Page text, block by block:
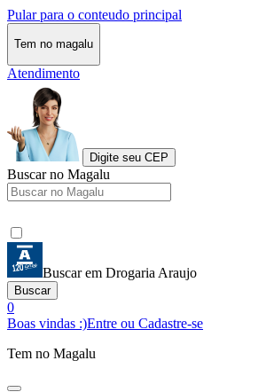
Pular para o conteudo principal
Tem no magalu
Atendimento
Digite seu CEP
Buscar no Magalu
Buscar em Drogaria Araujo
Buscar
0
Boas vindas :)Entre ou Cadastre-se
Tem no Magalu